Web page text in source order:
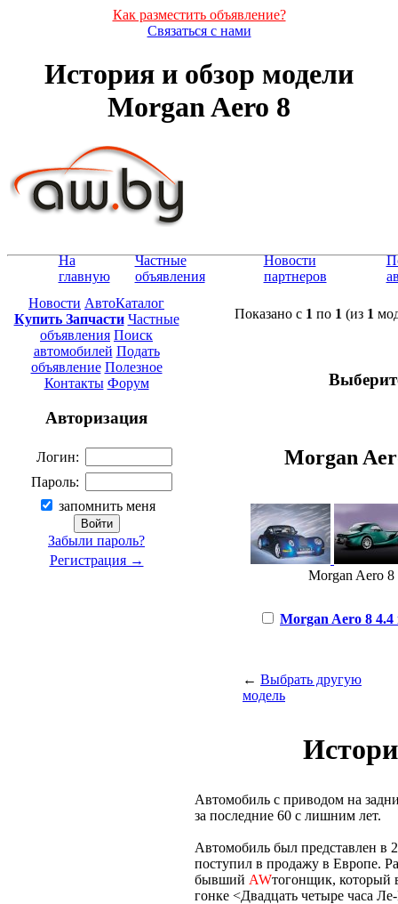
Как разместить объявление?
Связаться с нами
История и обзор модели
Morgan Aero 8
На
главную
Частные
объявления
Новости
партнеров
Новости АвтоКаталог
Купить Запчасти Частные
объявления Поиск
автомобилей Подать
объявление Полезное
Контакты Форум
Авторизация
Логин:
Пароль:
запомнить меня
Забыли пароль?
Регистрация →
Показано с 1 по 1 (из 1
Morgan
Morgan Aero
Morgan Aero 8 4.4
← Выбрать другую
модель
Автомобиль с приводом на
за последние 60 с лишним лет.
Автомобиль был представлен в
поступил в продажу в Европе.
бывший AWтогонщик, который
гонке <Двадцать четыре часа